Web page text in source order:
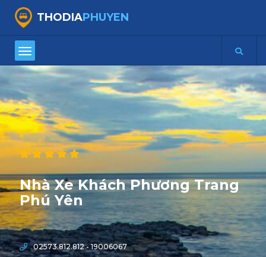
THODIAPHUYEN
Nhà Xe Khách Phương Trang
Phú Yên
02573.812.812 - 19006067